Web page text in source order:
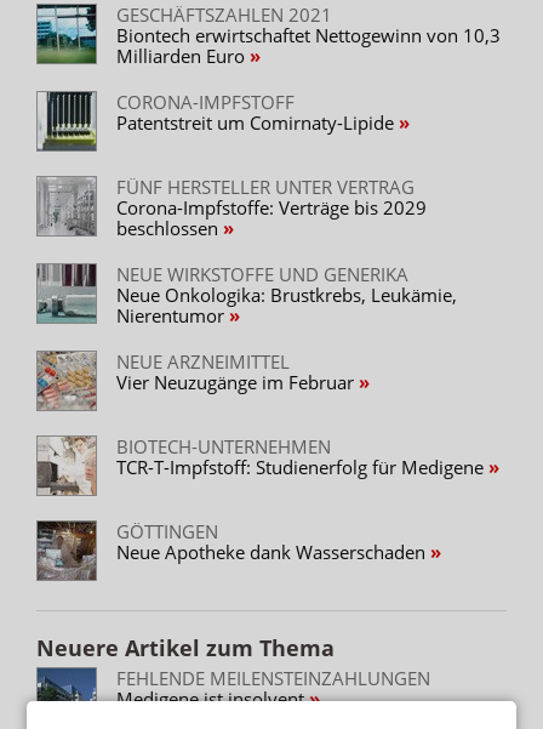
GESCHÄFTSZAHLEN 2021
Biontech erwirtschaftet Nettogewinn von 10,3
Milliarden Euro
CORONA-IMPFSTOFF
Patentstreit um Comirnaty-Lipide
FÜNF HERSTELLER UNTER VERTRAG
Corona-Impfstoffe: Verträge bis 2029
beschlossen
NEUE WIRKSTOFFE UND GENERIKA
Neue Onkologika: Brustkrebs, Leukämie,
Nierentumor
NEUE ARZNEIMITTEL
Vier Neuzugänge im Februar
BIOTECH-UNTERNEHMEN
TCR-T-Impfstoff: Studienerfolg für Medigene
GÖTTINGEN
Neue Apotheke dank Wasserschaden
Neuere Artikel zum Thema
FEHLENDE MEILENSTEINZAHLUNGEN
Medigene ist insolvent